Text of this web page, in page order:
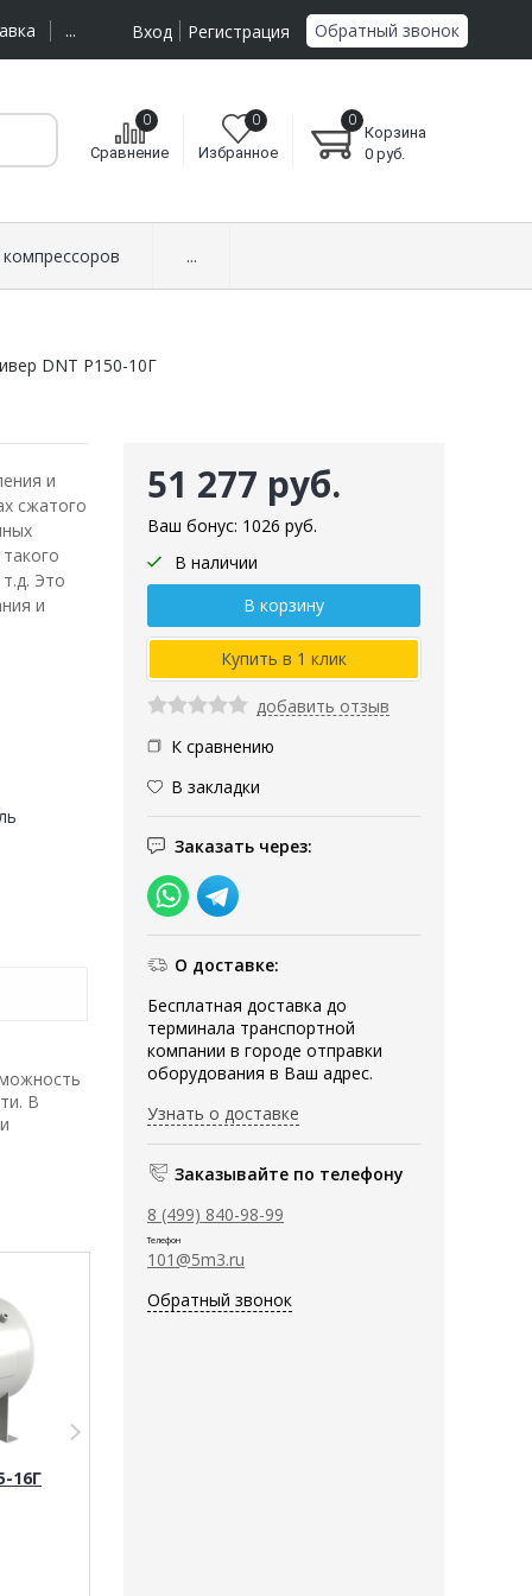
... Вход Регистрация Обратный звонок
Сравнение
0
Избранное
0
Корзина
0
0 руб.
...
DNT Р150-10Г
51 277 руб.
Ваш бонус: 1026 руб.
В наличии
добавить отзыв
К сравнению
В закладки
Заказать через:
О доставке:
Бесплатная доставка до
терминала транспортной
компании в городе отправки
оборудования в Ваш адрес.
Узнать о доставке
Заказывайте по телефону
8 (499) 840-98-99
Телефон
101@5m3.ru
Обратный звонок
и
сжатого
Это
и
В
16Г